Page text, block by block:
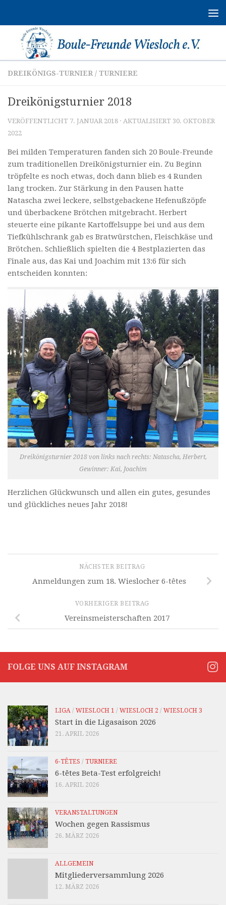
DREIKÖNIGS-TURNIER / TURNIERE
Dreikönigsturnier 2018
VERÖFFENTLICHT 7. JANUAR 2018 · AKTUALISIERT 30. OKTOBER
2022
Bei milden Temperaturen fanden sich 20 Boule-Freunde
zum traditionellen Dreikönigsturnier ein. Zu Beginn
tröpfelte es noch etwas, doch dann blieb es 4 Runden
lang trocken. Zur Stärkung in den Pausen hatte
Natascha zwei leckere, selbstgebackene Hefenußzöpfe
und überbackene Brötchen mitgebracht. Herbert
steuerte eine pikante Kartoffelsuppe bei und aus dem
Tiefkühlschrank gab es Bratwürstchen, Fleischkäse und
Brötchen. Schließlich spielten die 4 Bestplazierten das
Finale aus, das Kai und Joachim mit 13:6 für sich
entscheiden konnten:
Dreikönigsturnier 2018 von links nach rechts: Natascha, Herbert,
Gewinner: Kai, Joachim
Herzlichen Glückwunsch und allen ein gutes, gesundes
und glückliches neues Jahr 2018!
NÄCHSTER BEITRAG
Anmeldungen zum 18. Wieslocher 6-têtes
VORHERIGER BEITRAG
Vereinsmeisterschaften 2017
FOLGE UNS AUF INSTAGRAM
LIGA / WIESLOCH 1 / WIESLOCH 2 / WIESLOCH 3
Start in die Ligasaison 2026
21. APRIL 2026
6-TÊTES / TURNIERE
6-têtes Beta-Test erfolgreich!
16. APRIL 2026
VERANSTALTUNGEN
Wochen gegen Rassismus
26. MÄRZ 2026
ALLGEMEIN
Mitgliederversammlung 2026
12. MÄRZ 2026